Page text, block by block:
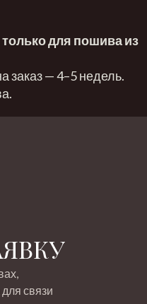
только для пошива из
заказ — 4–5 недель.
связи